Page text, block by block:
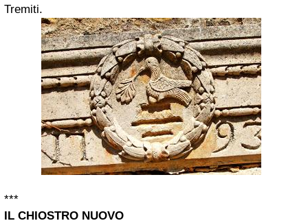
Tremiti.
***
IL CHIOSTRO NUOVO